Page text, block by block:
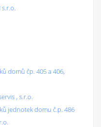
s.r.o.
domů čp. 405 a 406,
, s.r.o.
jednotek domu č.p. 486